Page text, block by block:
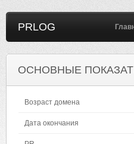
PRLOG
ОСНОВНЫЕ
Возраст домена
Дата окончания